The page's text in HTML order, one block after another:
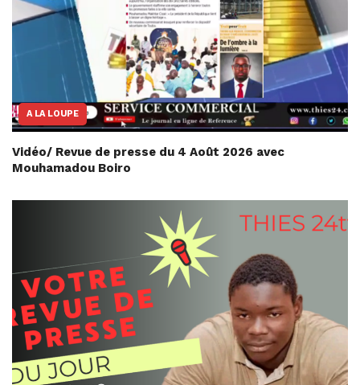
A LA LOUPE
Vidéo/ Revue de presse du 4 Août 2026 avec
Mouhamadou Boiro